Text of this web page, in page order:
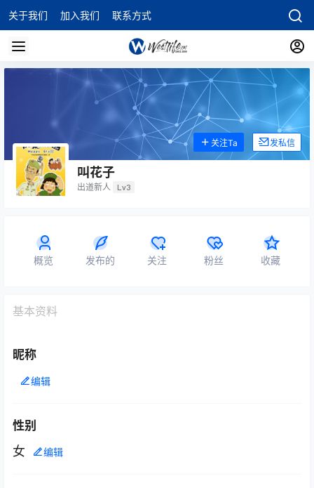
关于我们 加入我们 联系方式
叫花子
出道新人 Lv3
关注Ta 发私信
概览 发布的 关注 粉丝 收藏
基本资料
昵称
编辑
性别
女 编辑